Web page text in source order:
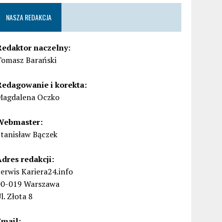
NASZA REDAKCJA
naczelny:
Barański
i korekta:
Oczko
Bączek
redakcji:
Kariera24.info
019 Warszawa
Złota 8